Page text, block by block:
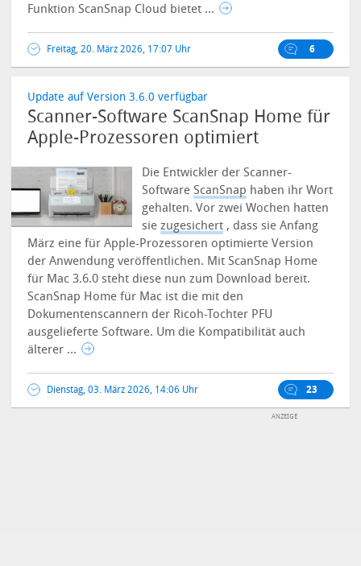
Funktion ScanSnap Cloud bietet ...
Freitag, 20. März 2026, 17:07 Uhr 6
Update auf Version 3.6.0 verfügbar
Scanner-Software ScanSnap Home für
Apple-Prozessoren optimiert
Die Entwickler der Scanner-
SoftwareScanSnap haben ihr Wort
gehalten. Vor zwei Wochen hatten
siezugesichert , dass sie Anfang
März eine für Apple-Prozessoren optimierte Version
der Anwendung veröffentlichen. Mit ScanSnap Home
für Mac 3.6.0 steht diese nun zum Download bereit.
ScanSnap Home für Mac ist die mit den
Dokumentenscannern der Ricoh-Tochter PFU
ausgelieferte Software. Um die Kompatibilität auch
älterer ...
Dienstag, 03. März 2026, 14:06 Uhr 23